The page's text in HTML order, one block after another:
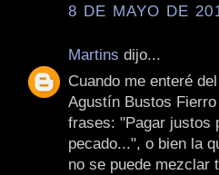
8 DE MAYO DE
Martins dijo...
Cuando me enteré
Agustín Bustos
frases: "Pagar justos
pecado...", o bien la
no se puede mezclar